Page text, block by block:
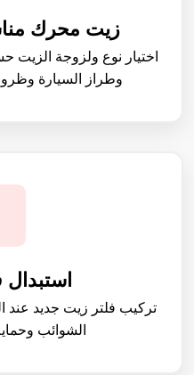
زيت محرك
اختيار نوع ولزوجة
وطراز السيارة
استبدال
تركيب فلتر زيت جديد عند
الشوائب